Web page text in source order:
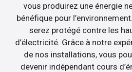
vous produirez une énergie
bénéfique pour
serez protégé contre les
d’électricité. Grâce à notre
de nos installations, vous
devenir indépendant cours